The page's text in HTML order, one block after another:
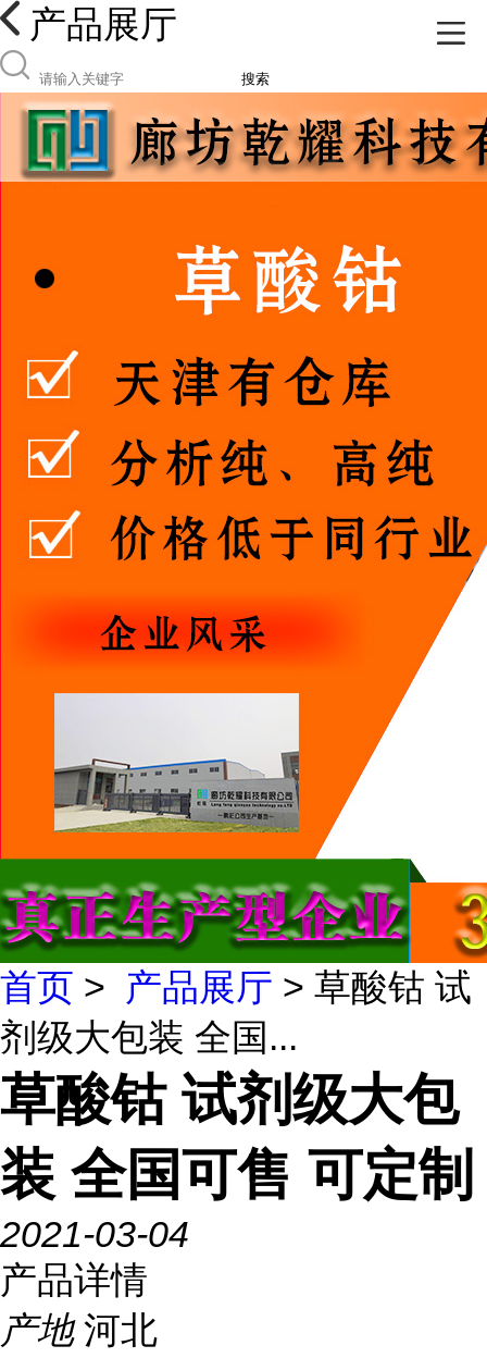
产品展厅
搜索
首页 > 产品展厅 > 草酸钴 试
剂级大包装 全国...
草酸钴 试剂级大包
装 全国可售 可定制
2021-03-04
产品详情
产地 河北